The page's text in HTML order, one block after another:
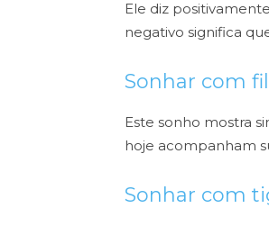
Ele diz
negativo significa
Sonhar com
Este sonho mostra
hoje acompanham
Sonhar com